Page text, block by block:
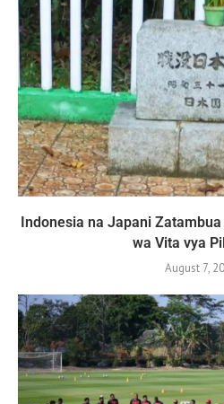
Indonesia na Japani
wa Vita vya
August 7,